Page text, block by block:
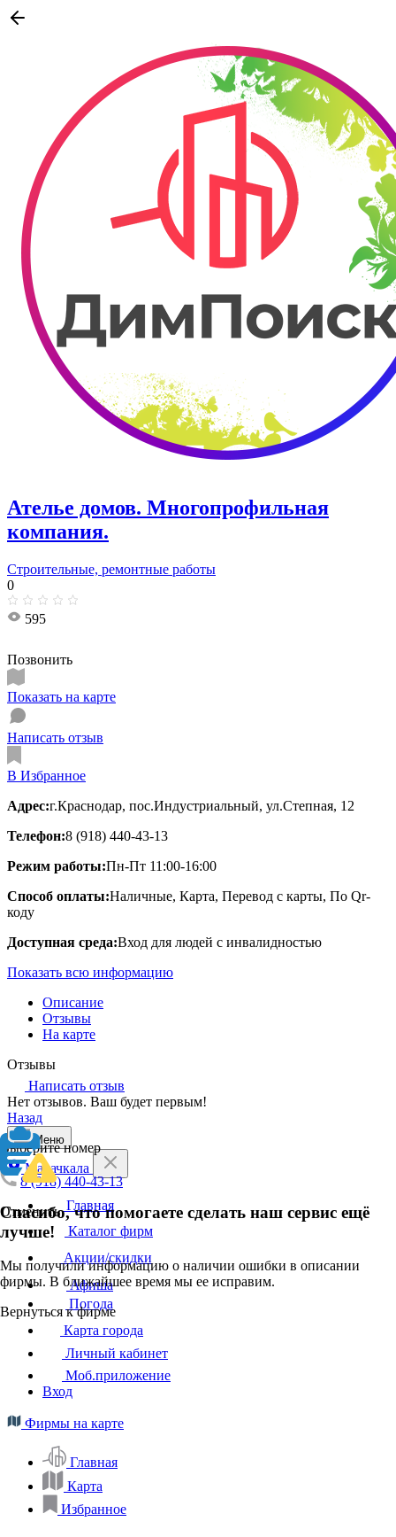
Ателье домов. Многопрофильная
компания.
Строительные, ремонтные работы
0
595
Позвонить
Показать на карте
Написать отзыв
В Избранное
Адрес:г.Краснодар, пос.Индустриальный, ул.Степная, 12
Телефон:8 (918) 440-43-13
Режим работы:Пн-Пт 11:00-16:00
Способ оплаты:Наличные, Карта, Перевод с карты, По Qr-
коду
Доступная среда:Вход для людей с инвалидностью
Показать всю информацию
Описание
Отзывы
На карте
Отзывы
Написать отзыв
Нет отзывов. Ваш будет первым!
Назад
Выберите номер
8 (918) 440-43-13
Отменить
Спасибо, что помогаете сделать наш сервис ещё
лучше!
Мы получили информацию о наличии ошибки в описании
фирмы. В ближайшее время мы ее исправим.
Вернуться к фирме
Меню
Махачкала
Главная
Каталог фирм
Акции/скидки
Афиша
Погода
Карта города
Личный кабинет
Моб.приложение
Вход
Фирмы на карте
Главная
Карта
Избранное